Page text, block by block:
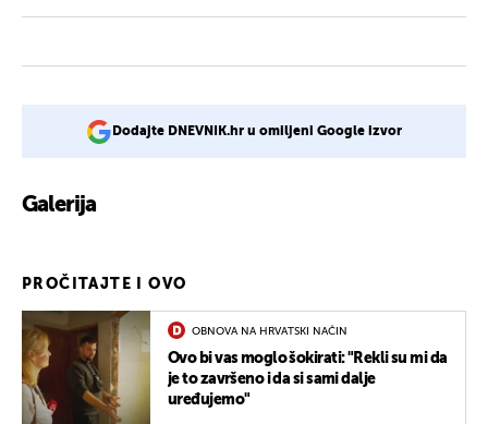
Dodajte DNEVNIK.hr u omiljeni Google izvor
Galerija
PROČITAJTE I OVO
OBNOVA NA HRVATSKI NAČIN
Ovo bi vas moglo šokirati: "Rekli su mi da
je to završeno i da si sami dalje
uređujemo"